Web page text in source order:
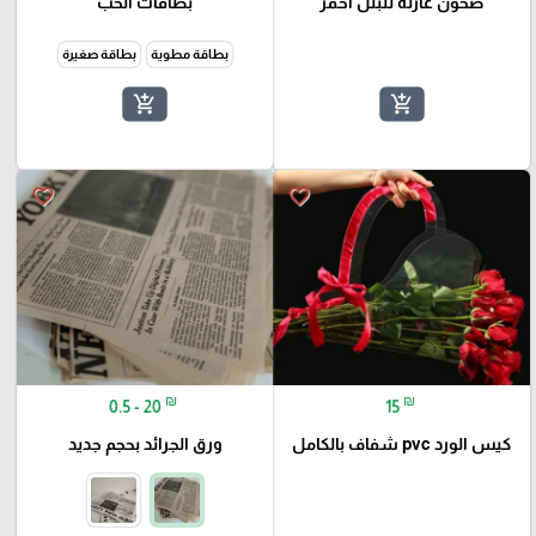
add_shopping_cart
بطاقة مطوية بطاقة صغيرة
add_shopping_cart
favorite_border
15 ₪
كيس الورد pvc شفاف بالكامل
favorite_border
0.5 - 20 ₪
ورق الجرائد بحجم جديد